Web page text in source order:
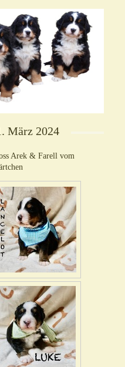
März 2024
Arek & Farell vom